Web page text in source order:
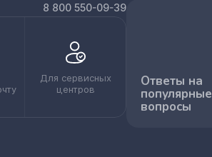
8 800 550-09-39
Для сервисных
центров
Ответы на
популярные
вопросы